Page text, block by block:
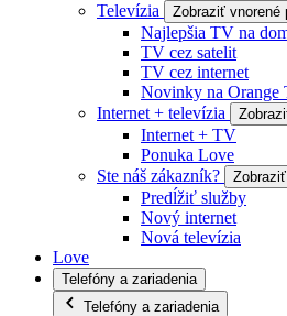
Televízia
Zobraziť vnorené
Najlepšia TV na
TV cez satelit
TV cez internet
Novinky na Orange
Internet + televízia
Internet + TV
Ponuka Love
Ste náš zákazník?
Predĺžiť služby
Nový internet
Nová televízia
Love
Telefóny a zariadenia
Telefóny a zariadenia